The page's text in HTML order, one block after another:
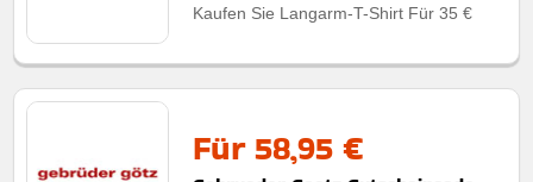
Kaufen Sie Langarm-T-Shirt Für 35 €
Für 58,95 €